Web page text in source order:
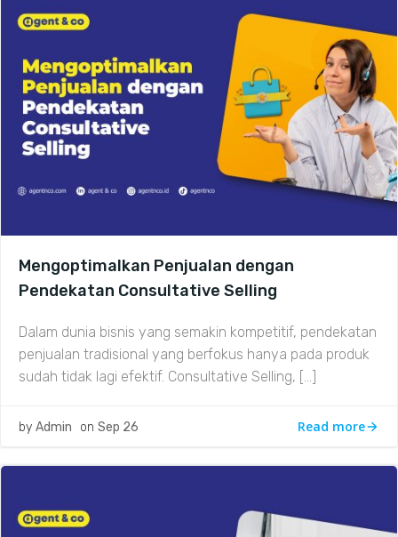
Mengoptimalkan Penjualan dengan
Pendekatan Consultative Selling
Dalam dunia bisnis yang semakin kompetitif, pendekatan
penjualan tradisional yang berfokus hanya pada produk
sudah tidak lagi efektif. Consultative Selling, […]
by Admin on Sep 26 Read more